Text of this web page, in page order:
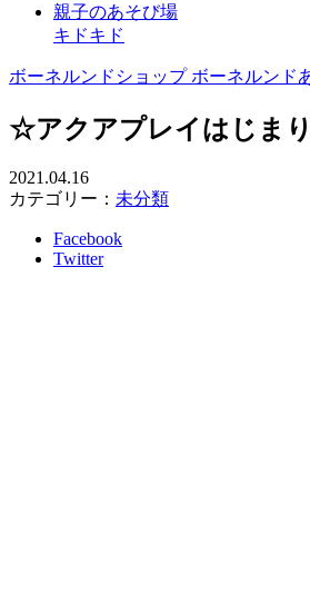
親子のあそび場
キドキド
ボーネルンドショップ ボーネルンド
☆アクアプレイはじま
2021.04.16
カテゴリー： 未分類
Facebook
Twitter